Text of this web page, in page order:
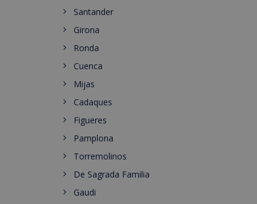
Santander
Girona
Ronda
Cuenca
Mijas
Cadaques
Figueres
Pamplona
Torremolinos
De Sagrada Familia
Gaudi